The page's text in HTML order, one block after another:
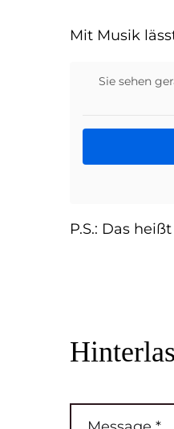
Mit Musik
Sie sehen
P.S.: Das